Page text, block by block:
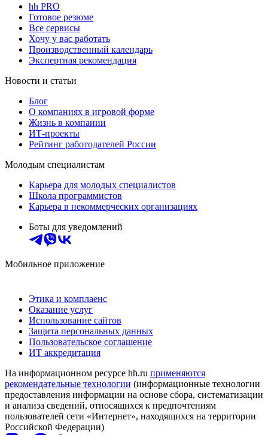
hh PRO
Готовое резюме
Все сервисы
Хочу у вас работать
Производственный календарь
Экспертная рекомендация
Новости и статьи
Блог
О компаниях в игровой форме
Жизнь в компании
ИТ-проекты
Рейтинг работодателей России
Молодым специалистам
Карьера для молодых специалистов
Школа программистов
Карьера в некоммерческих организациях
Боты для уведомлений
Мобильное приложение
Этика и комплаенс
Оказание услуг
Использование сайтов
Защита персональных данных
Пользовательское соглашение
ИТ аккредитация
На информационном ресурсе hh.ru применяются
рекомендательные технологии (информационные технологии
предоставления информации на основе сбора, систематизации
и анализа сведений, относящихся к предпочтениям
пользователей сети «Интернет», находящихся на территории
Российской Федерации)